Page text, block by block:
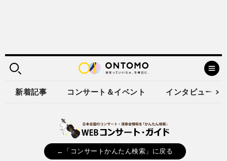
新着記事 コンサート＆イベント インタビュー
←「コンサートかんたん検索」に戻る